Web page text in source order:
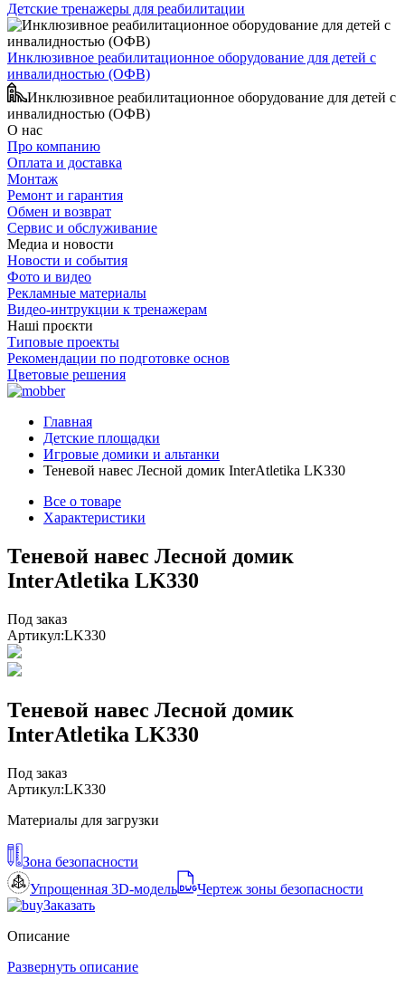
Детские тренажеры для реабилитации
Инклюзивное реабилитационное оборудование для детей с
инвалидностью (ОФВ)
Инклюзивное реабилитационное оборудование для детей с
инвалидностью (ОФВ)
О нас
Про компанию
Оплата и доставка
Монтаж
Ремонт и гарантия
Обмен и возврат
Сервис и обслуживание
Медиа и новости
Новости и события
Фото и видео
Рекламные материалы
Видео-интрукции к тренажерам
Наші проєкти
Типовые проекты
Рекомендации по подготовке основ
Цветовые решения
Главная
Детские площадки
Игровые домики и альтанки
Теневой навес Лесной домик InterAtletika LK330
Все о товаре
Характеристики
Теневой навес Лесной домик
InterAtletika LK330
Под заказ
Артикул:LK330
Теневой навес Лесной домик
InterAtletika LK330
Под заказ
Артикул:LK330
Материалы для загрузки
Зона безопасности
Упрощенная 3D-модель
Чертеж зоны безопасности
Заказать
Описание
Развернуть описание